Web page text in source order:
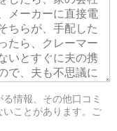
情報、その他口コミ
いことがあります。ご